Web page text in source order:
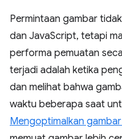
Permintaan gambar
dan JavaScript, tetapi
performa pemuatan
terjadi adalah ketika
dan melihat bahwa
waktu beberapa saat
Mengoptimalkan